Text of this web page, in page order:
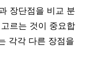
장단점을 비교 분
르는 것이 중요합
각각 다른 장점을